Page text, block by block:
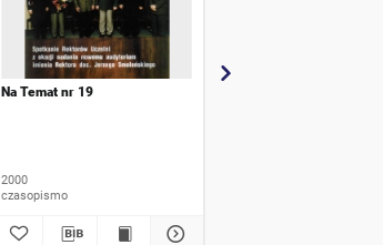
Na Temat nr 19
2000
czasopismo